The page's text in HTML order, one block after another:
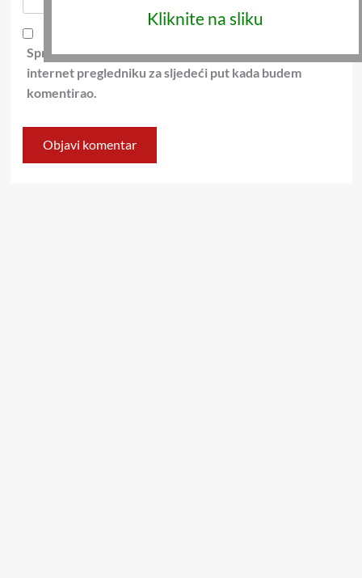
Spremi moje ime, e-poštu i web-stranicu u ovom
internet pregledniku za sljedeći put kada budem
komentirao.
Kliknite na sliku